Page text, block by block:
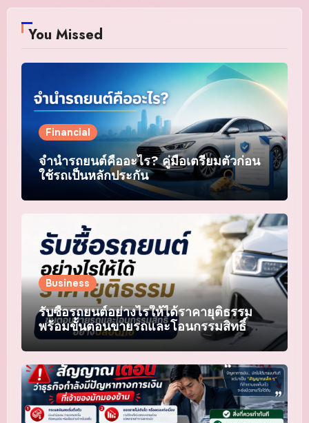
You Missed
Financial
จำนำรถยนต์คืออะไร? คู่มือเตรียมตัวก่อน
ใช้รถเป็นหลักประกัน
Business
รับซื้อรถยนต์อย่างไรให้ได้ราคายุติธรรม
พร้อมขั้นตอนขายรถและโอนกรรมสิทธิ์
อย่างปลอดภัย